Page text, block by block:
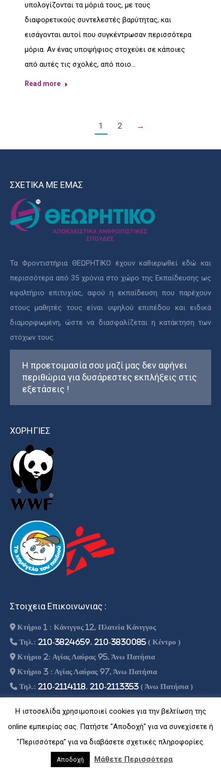
υπολογίζονται τα μόριά τους, με τους
διαφορετικούς συντελεστές βαρύτητας, και
εισάγονται αυτοί που συγκέντρωσαν περισσότερα
μόρια. Αν ένας υποψήφιος στοχεύει σε κάποιες
από αυτές τις σχολές, από ποιο…
Read more
1 2 →
ΣΧΕΤΙΚΑ ΜΕ ΕΜΑΣ
Τα Φροντιστήρια ΘΕΩΡΗΤΙΚΟ έχουν καθιερωθεί εδώ και
περισσότερα από 35 χρόνια στο χώρο της Εκπαίδευσης ως
εφαλτήριο επιτυχίας, αφού η εκπαίδευση που παρέχουν
στους μαθητές τους είναι υψηλού επιπέδου και ειδικά
διαμορφωμένη, ώστε να διασφαλίζεται η κατάκτηση των
στόχων τους.
Η προετοιμασία σου μαζί μας δεν αφήνει
περιθώρια για δυσάρεστες εκπλήξεις στις
εξετάσεις !
ΧΟΡΗΓΙΕΣ
Στοιχεια Επικοινωνιας :
Κτήριο 1 : Κάνιγγος 12, Πλατεία Κάνιγγος
Τηλ.: 210-3824659 210-3830085 ( Κέντρο )
Κτήριο 2: Αγίας Λαύρας 95, Άνω Πατήσια
Κτήριο 3 : Αγίας Λαύρας 97, Άνω Πατήσια
Τηλ.: 210-2114118 210-2113353 ( Άνω Πατήσια )
| Powered By
Athago Inc
Η ιστοσελίδα χρησιμοποιεί cookies για την βελτίωση της
online εμπειρίας σας. Πατήστε "Αποδοχή" για να συνεχίσετε ή
"Περισσότερα" για να διαβάσετε σχετικές πληροφορίες.
Αποδοχή Μάθετε Περισσότερα